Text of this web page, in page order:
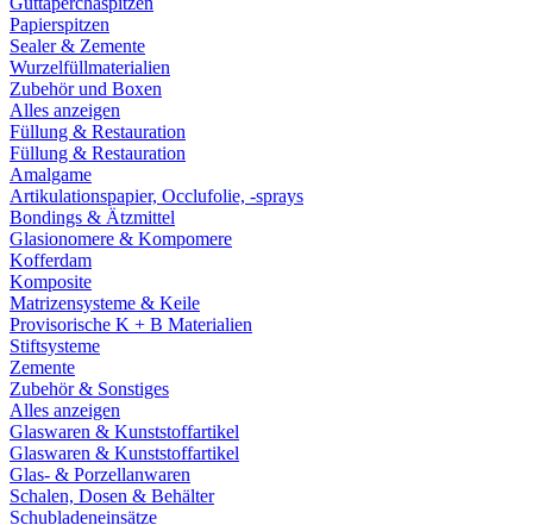
Papierspitzen
Sealer & Zemente
Wurzelfüllmaterialien
Zubehör und Boxen
Alles anzeigen
Füllung & Restauration
Füllung & Restauration
Amalgame
Artikulationspapier, Occlufolie, -sprays
Bondings & Ätzmittel
Glasionomere & Kompomere
Kofferdam
Komposite
Matrizensysteme & Keile
Provisorische K + B Materialien
Stiftsysteme
Zemente
Zubehör & Sonstiges
Alles anzeigen
Glaswaren & Kunststoffartikel
Glaswaren & Kunststoffartikel
Glas- & Porzellanwaren
Schalen, Dosen & Behälter
Schubladeneinsätze